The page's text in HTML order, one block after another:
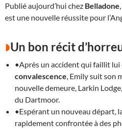
Publié aujourd’hui chez Belladone
est une nouvelle réussite pour
Un bon récit
•Après un accident qui faillit lui
convalescence , Emily suit son
nouvelle demeure, Larkin
du Dartmoor.
•Espérant un nouveau départ,
rapidement confrontée à des